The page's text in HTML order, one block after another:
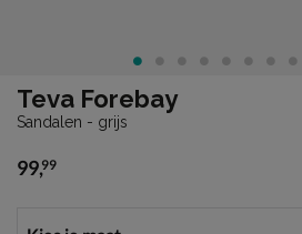
Teva Forebay
Sandalen - grijs
€ 99,99
99,99